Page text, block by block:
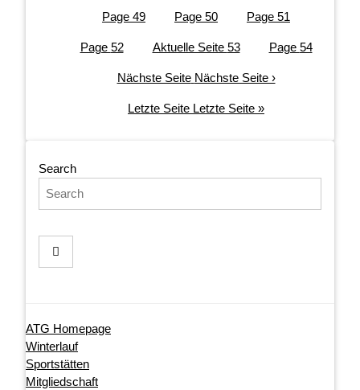
Page 49 Page 50 Page 51
Page 52 Aktuelle Seite 53 Page 54
Nächste Seite Nächste Seite ›
Letzte Seite Letzte Seite »
Search
ATG Homepage
Winterlauf
Sportstätten
Mitgliedschaft